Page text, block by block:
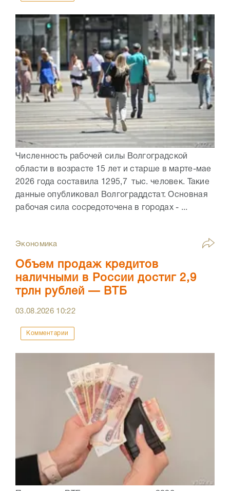
Численность рабочей силы Волгоградской
области в возрасте 15 лет и старше в марте-мае
2026 года составила 1295,7 тыс. человек. Такие
данные опубликовал Волгограддстат. Основная
рабочая сила сосредоточена в городах - ...
Экономика
Объем продаж кредитов
наличными в России достиг 2,9
трлн рублей — ВТБ
03.08.2026 10:22
Комментарии